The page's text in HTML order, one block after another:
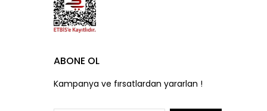
ABONE OL
Kampanya ve fırsatlardan yararlan !